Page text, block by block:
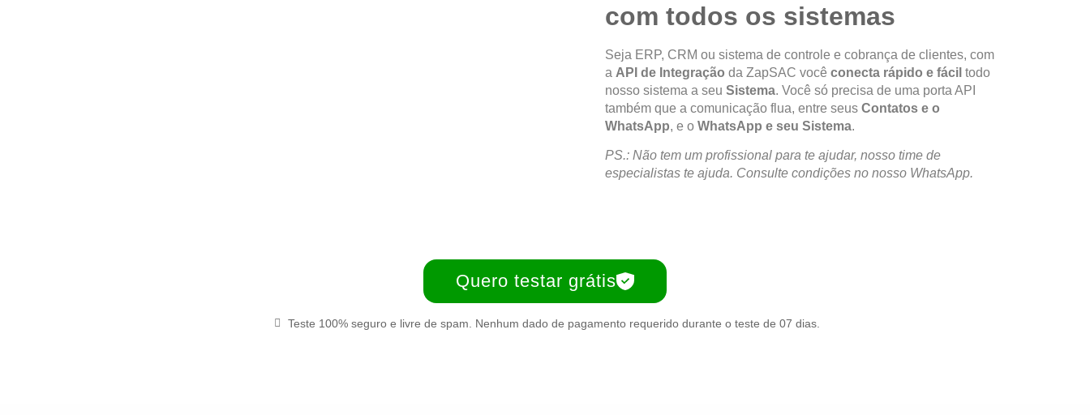
com todos os sistemas
Seja ERP, CRM ou sistema de controle e cobrança de clientes, com
a API de Integração da ZapSAC você conecta rápido e fácil todo
nosso sistema a seu Sistema. Você só precisa de uma porta API
também que a comunicação flua, entre seus Contatos e o
WhatsApp, e o WhatsApp e seu Sistema.
PS.: Não tem um profissional para te ajudar, nosso time de
especialistas te ajuda. Consulte condições no nosso WhatsApp.
Quero testar grátis
Teste 100% seguro e livre de spam. Nenhum dado de pagamento requerido durante o teste de 07 dias.